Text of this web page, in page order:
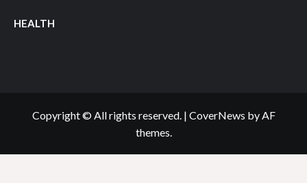
HEALTH
Copyright © All rights reserved. | CoverNews by AF
themes.